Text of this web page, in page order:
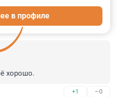
в профиле
хорошо.
+1 –0